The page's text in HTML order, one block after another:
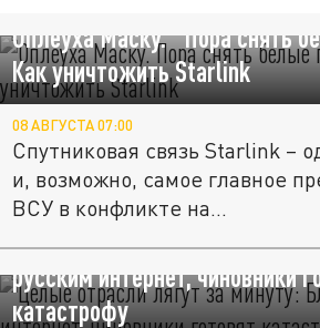
Оплеуха Маску. "Пора снять
Как уничтожить Starlink
08 АВГУСТА 07:00
Спутниковая связь Starlink –
и, возможно, самое главное
ВСУ в конфликте на...
"Целые отрасли лягут за
русским интернет, чиновники
катастрофу